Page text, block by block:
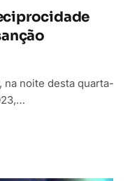
na noite desta quarta-